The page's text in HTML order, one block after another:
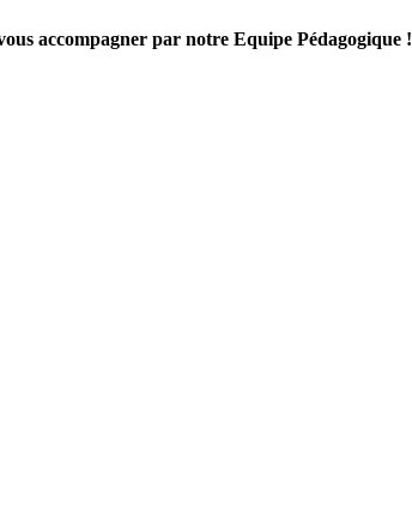
accompagner par notre Equipe Pédagogique !